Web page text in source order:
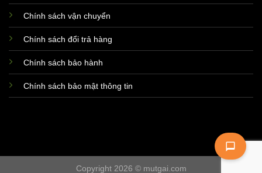
Chính sách vận chuyển
Chính sách đổi trả hàng
Chính sách bảo hành
Chính sách bảo mật thông tin
Copyright 2026 © mutgai.com